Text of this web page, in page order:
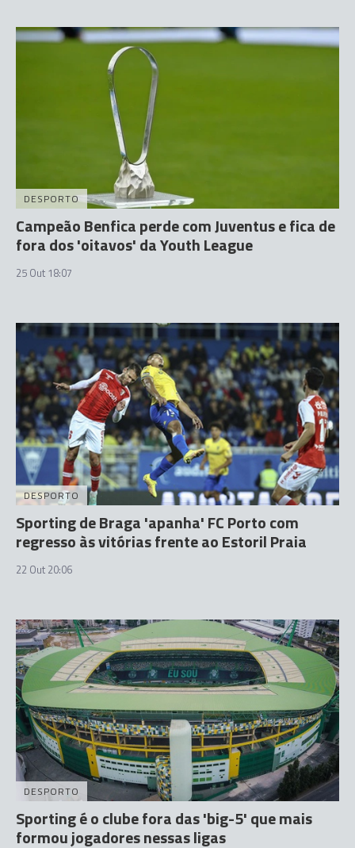
DESPORTO
Campeão Benfica perde com Juventus e fica de
fora dos 'oitavos' da Youth League
25 Out 18:07
DESPORTO
Sporting de Braga 'apanha' FC Porto com
regresso às vitórias frente ao Estoril Praia
22 Out 20:06
DESPORTO
Sporting é o clube fora das 'big-5' que mais
formou jogadores nessas ligas